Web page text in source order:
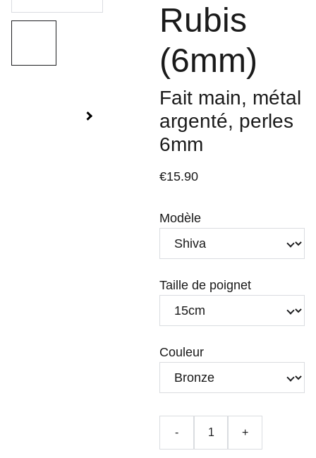
Rubis
(6mm)
Fait main, métal
argenté, perles
6mm
€15.90
Modèle
Taille de poignet
Couleur
- +